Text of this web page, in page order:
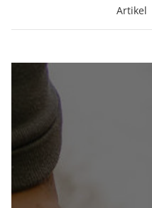
Artikel